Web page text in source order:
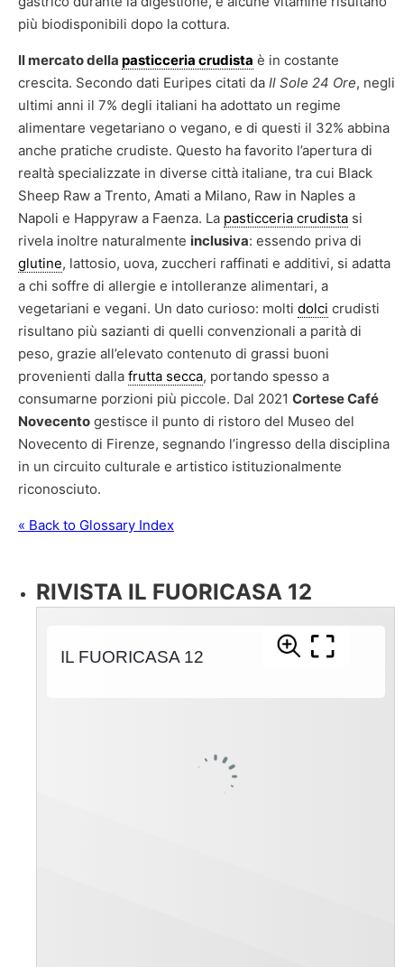
più biodisponibili dopo la cottura.
Il mercato della pasticceria crudista è in costante
crescita. Secondo dati Euripes citati da Il Sole 24 Ore, negli
ultimi anni il 7% degli italiani ha adottato un regime
alimentare vegetariano o vegano, e di questi il 32% abbina
anche pratiche crudiste. Questo ha favorito l’apertura di
realtà specializzate in diverse città italiane, tra cui Black
Sheep Raw a Trento, Amati a Milano, Raw in Naples a
Napoli e Happyraw a Faenza. La pasticceria crudista si
rivela inoltre naturalmente inclusiva: essendo priva di
glutine, lattosio, uova, zuccheri raffinati e additivi, si adatta
a chi soffre di allergie e intolleranze alimentari, a
vegetariani e vegani. Un dato curioso: molti dolci crudisti
risultano più sazianti di quelli convenzionali a parità di
peso, grazie all’elevato contenuto di grassi buoni
provenienti dalla frutta secca, portando spesso a
consumarne porzioni più piccole. Dal 2021 Cortese Café
Novecento gestisce il punto di ristoro del Museo del
Novecento di Firenze, segnando l’ingresso della disciplina
in un circuito culturale e artistico istituzionalmente
riconosciuto.
« Back to Glossary Index
RIVISTA IL FUORICASA 12